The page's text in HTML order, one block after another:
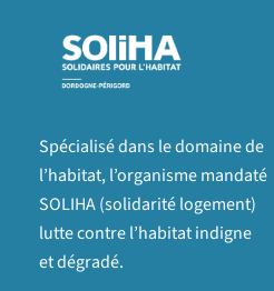
Spécialisé dans le domaine de
l’habitat, l’organisme mandaté
SOLIHA (solidarité logement)
lutte contre l’habitat indigne
et dégradé.